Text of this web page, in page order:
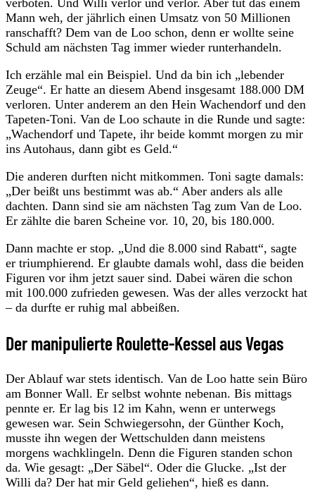
Mann weh, der jährlich einen Umsatz von 50 Millionen
ranschafft? Dem van de Loo schon, denn er wollte seine
Schuld am nächsten Tag immer wieder runterhandeln.
Ich erzähle mal ein Beispiel. Und da bin ich „lebender
Zeuge“. Er hatte an diesem Abend insgesamt 188.000 DM
verloren. Unter anderem an den Hein Wachendorf und den
Tapeten-Toni. Van de Loo schaute in die Runde und sagte:
„Wachendorf und Tapete, ihr beide kommt morgen zu mir
ins Autohaus, dann gibt es Geld.“
Die anderen durften nicht mitkommen. Toni sagte damals:
„Der beißt uns bestimmt was ab.“ Aber anders als alle
dachten. Dann sind sie am nächsten Tag zum Van de Loo.
Er zählte die baren Scheine vor. 10, 20, bis 180.000.
Dann machte er stop. „Und die 8.000 sind Rabatt“, sagte
er triumphierend. Er glaubte damals wohl, dass die beiden
Figuren vor ihm jetzt sauer sind. Dabei wären die schon
mit 100.000 zufrieden gewesen. Was der alles verzockt hat
– da durfte er ruhig mal abbeißen.
Der manipulierte Roulette-Kessel aus Vegas
Der Ablauf war stets identisch. Van de Loo hatte sein Büro
am Bonner Wall. Er selbst wohnte nebenan. Bis mittags
pennte er. Er lag bis 12 im Kahn, wenn er unterwegs
gewesen war. Sein Schwiegersohn, der Günther Koch,
musste ihn wegen der Wettschulden dann meistens
morgens wachklingeln. Denn die Figuren standen schon
da. Wie gesagt: „Der Säbel“. Oder die Glucke. „Ist der
Willi da? Der hat mir Geld geliehen“, hieß es dann.